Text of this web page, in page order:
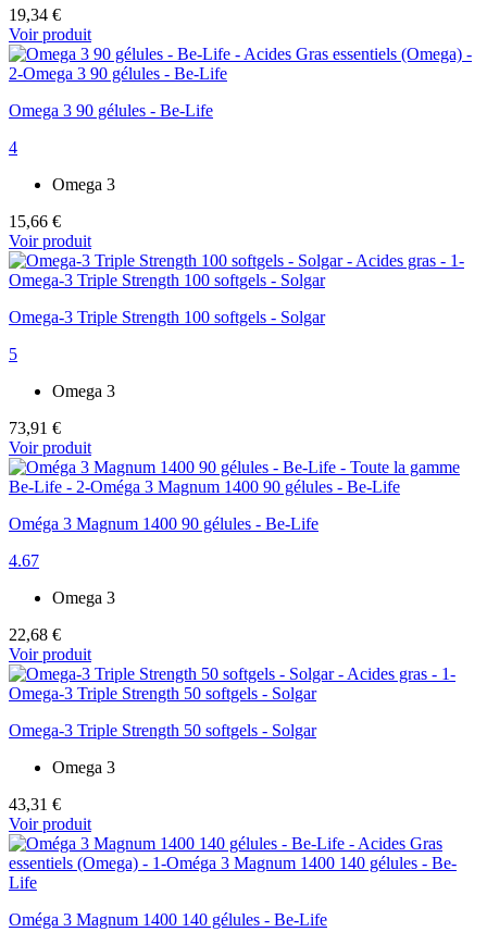
19,34 €
Voir produit
Omega 3 90 gélules - Be-Life
4
Omega 3
15,66 €
Voir produit
Omega-3 Triple Strength 100 softgels - Solgar
5
Omega 3
73,91 €
Voir produit
Oméga 3 Magnum 1400 90 gélules - Be-Life
4.67
Omega 3
22,68 €
Voir produit
Omega-3 Triple Strength 50 softgels - Solgar
Omega 3
43,31 €
Voir produit
Oméga 3 Magnum 1400 140 gélules - Be-Life